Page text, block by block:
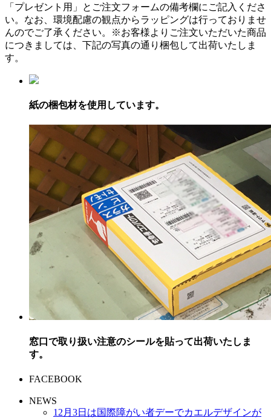
「プレゼント用」とご注文フォームの備考欄にご記入くださ
い。 なお、環境配慮の観点からラッピングは行っておりませ
んのでご了承ください。
※お客様よりご注文いただいた商品
につきましては、下記の写真の通り梱包して出荷いたしま
す。
紙の梱包材を使用しています。
窓口で取り扱い注意のシールを貼って出荷いたしま
す。
FACEBOOK
NEWS
12月3日は国際障がい者デーでカエルデザインが